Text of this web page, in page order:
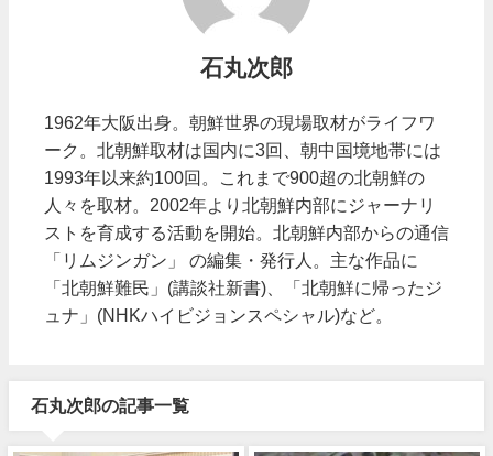
石丸次郎
1962年大阪出身。朝鮮世界の現場取材がライフワ
ーク。北朝鮮取材は国内に3回、朝中国境地帯には
1993年以来約100回。これまで900超の北朝鮮の
人々を取材。2002年より北朝鮮内部にジャーナリ
ストを育成する活動を開始。北朝鮮内部からの通信
「リムジンガン」 の編集・発行人。主な作品に
「北朝鮮難民」(講談社新書)、「北朝鮮に帰ったジ
ュナ」(NHKハイビジョンスペシャル)など。
石丸次郎の記事一覧